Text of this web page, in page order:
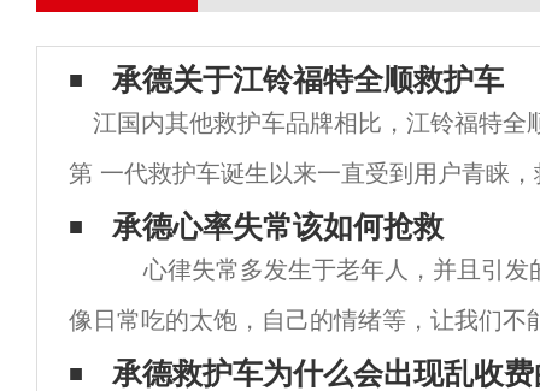
承德关于江铃福特全顺救护车
江国内其他救护车品牌相比，江铃福特全
第 一代救护车诞生以来一直受到用户青睐
医疗舱内饰都发生了变化和改进。品牌品质
顺救护车。江铃福特全顺获得国家外观设计
承德心率失常该如何抢救
心律失常多发生于老年人，并且引发
像日常吃的太饱，自己的情绪等，让我们不
律失常的病情，所以日常生湖中我们除了细
承德救护车为什么会出现乱收